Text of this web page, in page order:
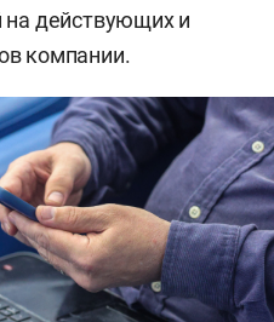
на действующих и
компании.